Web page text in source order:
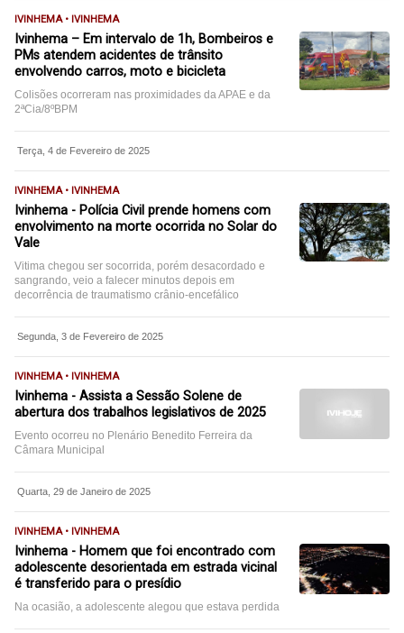
IVINHEMA • IVINHEMA
Ivinhema – Em intervalo de 1h, Bombeiros e
PMs atendem acidentes de trânsito
envolvendo carros, moto e bicicleta
Colisões ocorreram nas proximidades da APAE e da
2ªCia/8ºBPM
Terça, 4 de Fevereiro de 2025
IVINHEMA • IVINHEMA
Ivinhema - Polícia Civil prende homens com
envolvimento na morte ocorrida no Solar do
Vale
Vitima chegou ser socorrida, porém desacordado e
sangrando, veio a falecer minutos depois em
decorrência de traumatismo crânio-encefálico
Segunda, 3 de Fevereiro de 2025
IVINHEMA • IVINHEMA
Ivinhema - Assista a Sessão Solene de
abertura dos trabalhos legislativos de 2025
Evento ocorreu no Plenário Benedito Ferreira da
Câmara Municipal
Quarta, 29 de Janeiro de 2025
IVINHEMA • IVINHEMA
Ivinhema - Homem que foi encontrado com
adolescente desorientada em estrada vicinal
é transferido para o presídio
Na ocasião, a adolescente alegou que estava perdida